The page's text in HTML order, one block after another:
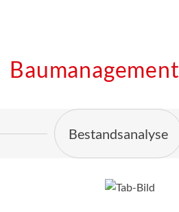
Baumanagement
Bestandsanalyse